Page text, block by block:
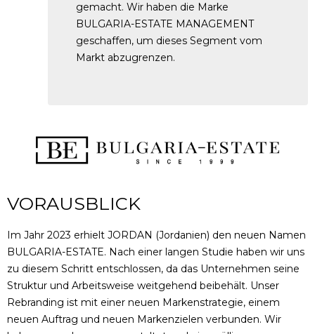
gemacht. Wir haben die Marke
BULGARIA-ESTATE MANAGEMENT
geschaffen, um dieses Segment vom
Markt abzugrenzen.
VORAUSBLICK
Im Jahr 2023 erhielt JORDAN (Jordanien) den neuen Namen
BULGARIA-ESTATE. Nach einer langen Studie haben wir uns
zu diesem Schritt entschlossen, da das Unternehmen seine
Struktur und Arbeitsweise weitgehend beibehält. Unser
Rebranding ist mit einer neuen Markenstrategie, einem
neuen Auftrag und neuen Markenzielen verbunden. Wir